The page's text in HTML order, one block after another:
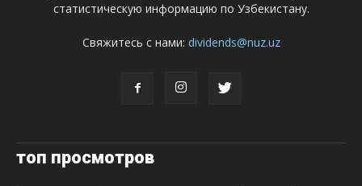
статистическую информацию по Узбекистану.
Свяжитесь с нами: dividends@nuz.uz
топ просмотров